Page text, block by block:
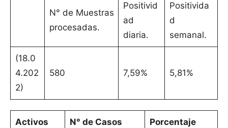
N° de Muestras
procesadas.
Positivid
ad
diaria.
Positivida
d
semanal.
(18.0
4.202
2)
580 7,59% 5,81%
Activos N° de Casos Porcentaje